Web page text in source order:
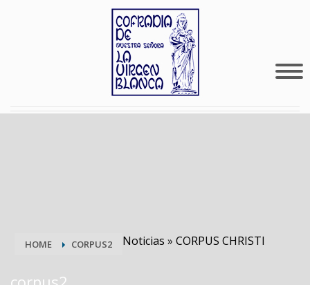
HOME Noticias » CORPUS CHRISTI
CORPUS2